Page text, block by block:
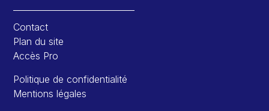
Contact
Plan du site
Accès Pro
Politique de confidentialité
Mentions légales